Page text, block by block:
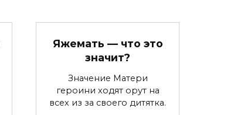
Яжемать — что это
значит?
Значение Матери
героини ходят орут на
всех из за своего дитятка.